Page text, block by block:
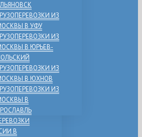
ИЗ
В УФУ
ИЗ
В ЮРЬЕВ-
ИЗ
В ЮХНОВ
ИЗ
В
В